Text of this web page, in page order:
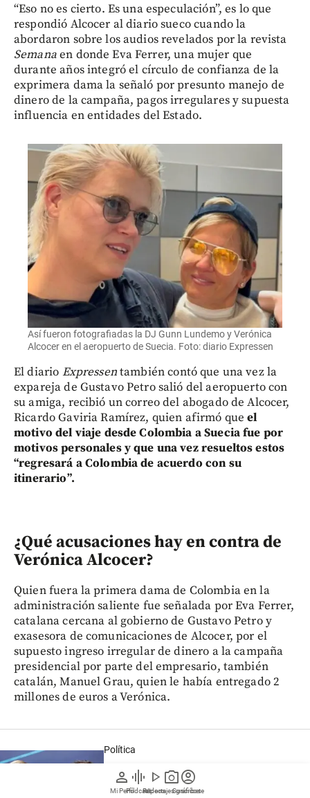
person
Mi Perfil
graphic_eq
Pódcast
play_arrow
Videos
photo_camera
Reportajes gráficos
account_circle
Suscríbete
“Eso no es cierto. Es una especulación”, es lo que
respondió Alcocer al diario sueco cuando la
abordaron sobre los audios revelados por la revista
Semanaen donde Eva Ferrer, una mujer que
durante años integró el círculo de confianza de la
exprimera dama la señaló por presunto manejo de
dinero de la campaña, pagos irregulares y supuesta
influencia en entidades del Estado.
Así fueron fotografiadas la DJ Gunn Lundemo y Verónica
Alcocer en el aeropuerto de Suecia. Foto: diario Expressen
El diario Expressentambién contó que una vez la
expareja de Gustavo Petro salió del aeropuerto con
su amiga, recibió un correo del abogado de Alcocer,
Ricardo Gaviria Ramírez, quien afirmó queel
motivo del viaje desde Colombia a Suecia fue por
motivos personales y que una vez resueltos estos
“regresará a Colombia de acuerdo con su
itinerario”.
¿Qué acusaciones hay en contra de
Verónica Alcocer?
Quien fuera la primera dama de Colombia en la
administración saliente fue señalada por Eva Ferrer,
catalana cercana al gobierno de Gustavo Petro y
exasesora de comunicaciones de Alcocer, por el
supuesto ingreso irregular de dinero a la campaña
presidencial por parte del empresario, también
catalán, Manuel Grau, quien le había entregado 2
millones de euros a Verónica.
Política
Verónica Alcocer dice que salió del país
por “compromisos personales” y que